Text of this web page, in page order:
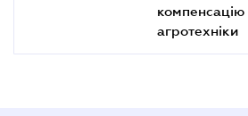
компенсацію
агротехніки